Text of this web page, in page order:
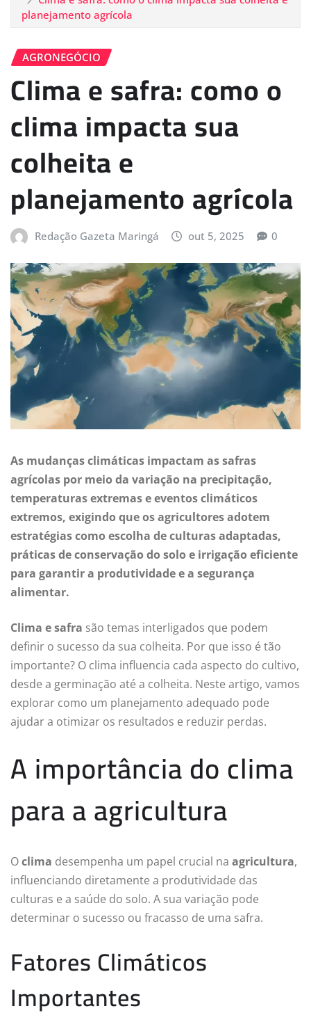
planejamento agrícola
AGRONEGÓCIO
Clima e safra: como o
clima impacta sua
colheita e
planejamento agrícola
Redação Gazeta Maringá out 5, 2025 0
As mudanças climáticas impactam as safras
agrícolas por meio da variação na precipitação,
temperaturas extremas e eventos climáticos
extremos, exigindo que os agricultores adotem
estratégias como escolha de culturas adaptadas,
práticas de conservação do solo e irrigação eficiente
para garantir a produtividade e a segurança
alimentar.
Clima e safra são temas interligados que podem
definir o sucesso da sua colheita. Por que isso é tão
importante? O clima influencia cada aspecto do cultivo,
desde a germinação até a colheita. Neste artigo, vamos
explorar como um planejamento adequado pode
ajudar a otimizar os resultados e reduzir perdas.
A importância do clima
para a agricultura
Oclima desempenha um papel crucial na agricultura,
influenciando diretamente a produtividade das
culturas e a saúde do solo. A sua variação pode
determinar o sucesso ou fracasso de uma safra.
Fatores Climáticos
Importantes